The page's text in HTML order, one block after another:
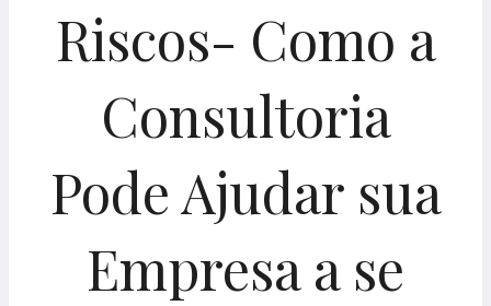
Riscos- Como a
Consultoria
Pode Ajudar sua
Empresa a se